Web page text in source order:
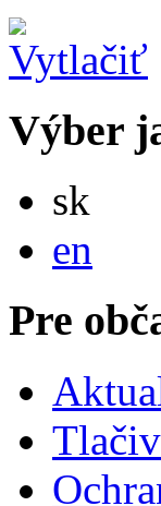
Výber
sk
en
Pre